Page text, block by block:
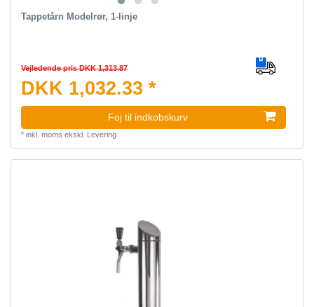
Tappetårn Modelrør, 1-linje
Vejledende pris DKK 1,313.87
DKK 1,032.33 *
Foj til indkobskurv
* inkl. moms ekskl. Levering